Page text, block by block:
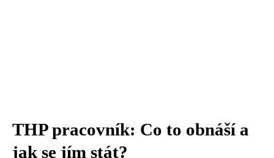
THP pracovník: Co to obnáší a
jak se jím stát?